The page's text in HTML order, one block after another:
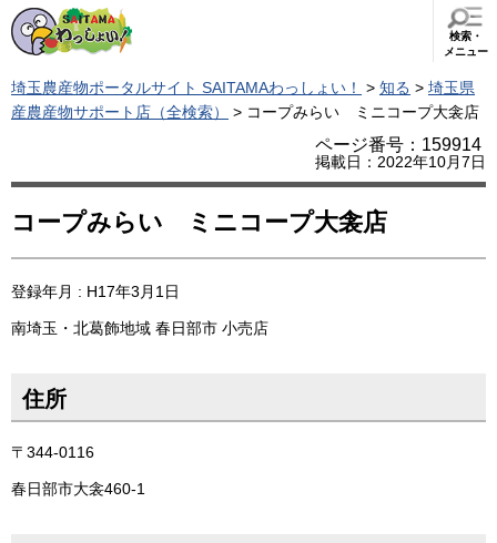
検索・
メニュー
埼玉農産物ポータルサイト SAITAMAわっしょい！ > 知る > 埼玉県
産農産物サポート店（全検索）
> コープみらい ミニコープ大衾店
ページ番号：159914
掲載日：2022年10月7日
コープみらい ミニコープ大衾店
登録年月 : H17年3月1日
南埼玉・北葛飾地域 春日部市 小売店
住所
〒344-0116
春日部市大衾460-1